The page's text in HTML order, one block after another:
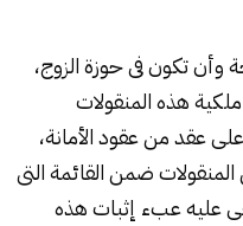
وأن تكون فى حوزة الزوج،
هذه المنقولات
على عقد من عقود الأمانة،
ضمن القائمة التى
عليه عبء إثبات هذه